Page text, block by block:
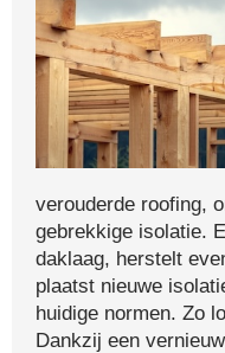
verouderde roofing,
gebrekkige isolatie.
daklaag, herstelt
plaatst nieuwe
huidige normen. Zo
Dankzij een